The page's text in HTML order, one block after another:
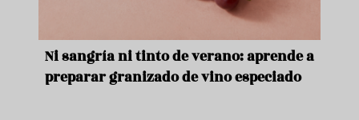
Ni sangría ni tinto de verano: aprende a
preparar granizado de vino especiado